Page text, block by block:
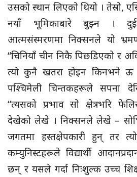
उसको स्थान लिएको थियो । तेस्रो,
नयाँ भूमिकाबारे बुझ्न ।
आत्मसंस्मरणमा निक्सनले यो
“चिनियाँ चीन निकै पिछडिएको र
त्यो कुनै खतरा होइन किनभने ऊ
पश्चिमेली चिन्तकहरूले सपना
“त्यसको प्रभाव सो क्षेत्रभरि
देखेको लेखे । निक्सनले लेखे –
जगतमा हस्तक्षेपकारी हुन् तर
कम्युनिस्टहरूले विद्यार्थी
छन् र यसले गर्दा निःशुल्क उच्च